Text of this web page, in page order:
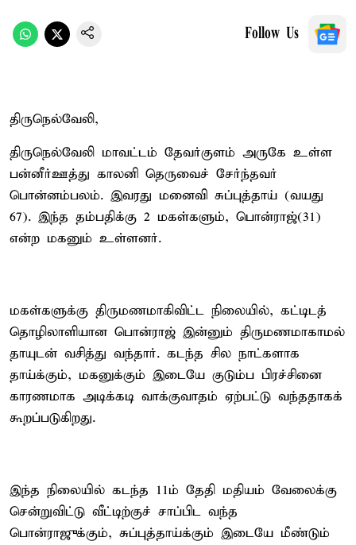
Follow Us
திருநெல்வேலி,
திருநெல்வேலி மாவட்டம் தேவர்குளம் அருகே உள்ள
பன்னீர்ஊத்து காலனி தெருவைச் சேர்ந்தவர்
பொன்னம்பலம். இவரது மனைவி சுப்புத்தாய் (வயது
67). இந்த தம்பதிக்கு 2 மகள்களும், பொன்ராஜ்(31)
என்ற மகனும் உள்ளனர்.
மகள்களுக்கு திருமணமாகிவிட்ட நிலையில், கட்டிடத்
தொழிலாளியான பொன்ராஜ் இன்னும் திருமணமாகாமல்
தாயுடன் வசித்து வந்தார். கடந்த சில நாட்களாக
தாய்க்கும், மகனுக்கும் இடையே குடும்ப பிரச்சினை
காரணமாக அடிக்கடி வாக்குவாதம் ஏற்பட்டு வந்ததாகக்
கூறப்படுகிறது.
இந்த நிலையில் கடந்த 11ம் தேதி மதியம் வேலைக்கு
சென்றுவிட்டு வீட்டிற்குச் சாப்பிட வந்த
பொன்ராஜுக்கும், சுப்புத்தாய்க்கும் இடையே மீண்டும்